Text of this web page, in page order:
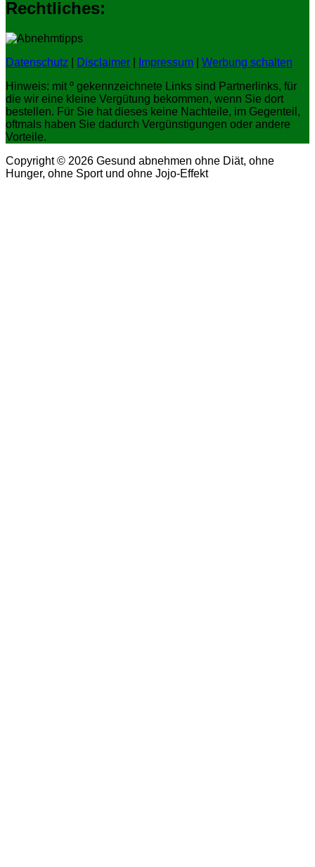
Rechtliches:
Datenschutz Disclaimer Impressum
Werbung schalten
Hinweis: mit º gekennzeichnete Links sind Partnerlinks, für
die wir eine kleine Vergütung bekommen, wenn Sie dort
bestellen. Für Sie hat dieses keine Nachteile, im Gegenteil,
oftmals haben Sie dadurch Vergünstigungen oder andere
Vorteile.
Copyright © 2026 Gesund abnehmen ohne Diät, ohne
Hunger, ohne Sport und ohne Jojo-Effekt